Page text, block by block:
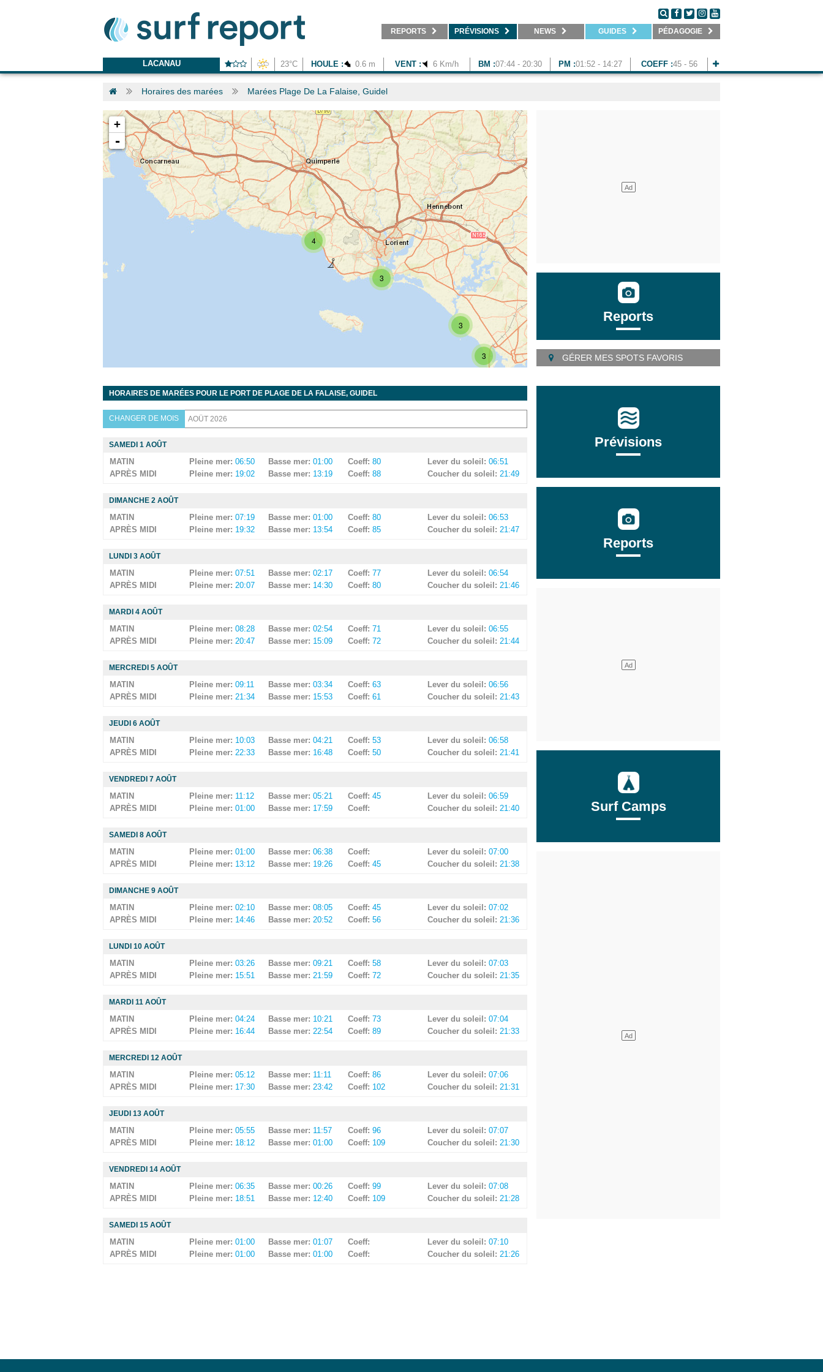
REPORTS PRÉVISIONS NEWS GUIDES PÉDAGOGIE
LACANAU 23°C HOULE : 0.6 m VENT : 6 Km/h BM :07:44 - 20:30 PM :01:52 - 14:27 COEFF :45 - 56
Horaires des marées Marées Plage De La Falaise, Guidel
4
3
3
3
4
+
-
Reports
GÉRER MES SPOTS FAVORIS
HORAIRES DE MARÉES POUR LE PORT DE PLAGE DE LA FALAISE, GUIDEL
CHANGER DE MOIS
SAMEDI 1 AOÛT
MATIN Pleine mer: 06:50 Basse mer: 01:00 Coeff: 80 Lever du soleil: 06:51
APRÈS MIDI
Pleine mer: 19:02 Basse mer: 13:19 Coeff: 88 Coucher du soleil: 21:49
DIMANCHE 2 AOÛT
MATIN Pleine mer: 07:19 Basse mer: 01:00 Coeff: 80 Lever du soleil: 06:53
APRÈS MIDI
Pleine mer: 19:32 Basse mer: 13:54 Coeff: 85 Coucher du soleil: 21:47
LUNDI 3 AOÛT
MATIN Pleine mer: 07:51 Basse mer: 02:17 Coeff: 77 Lever du soleil: 06:54
APRÈS MIDI
Pleine mer: 20:07 Basse mer: 14:30 Coeff: 80 Coucher du soleil: 21:46
MARDI 4 AOÛT
MATIN Pleine mer: 08:28 Basse mer: 02:54 Coeff: 71 Lever du soleil: 06:55
APRÈS MIDI
Pleine mer: 20:47 Basse mer: 15:09 Coeff: 72 Coucher du soleil: 21:44
MERCREDI 5 AOÛT
MATIN Pleine mer: 09:11 Basse mer: 03:34 Coeff: 63 Lever du soleil: 06:56
APRÈS MIDI
Pleine mer: 21:34 Basse mer: 15:53 Coeff: 61 Coucher du soleil: 21:43
JEUDI 6 AOÛT
MATIN Pleine mer: 10:03 Basse mer: 04:21 Coeff: 53 Lever du soleil: 06:58
APRÈS MIDI
Pleine mer: 22:33 Basse mer: 16:48 Coeff: 50 Coucher du soleil: 21:41
VENDREDI 7 AOÛT
MATIN Pleine mer: 11:12 Basse mer: 05:21 Coeff: 45 Lever du soleil: 06:59
APRÈS MIDI
Pleine mer: 01:00 Basse mer: 17:59 Coeff: Coucher du soleil: 21:40
SAMEDI 8 AOÛT
MATIN Pleine mer: 01:00 Basse mer: 06:38 Coeff: Lever du soleil: 07:00
APRÈS MIDI
Pleine mer: 13:12 Basse mer: 19:26 Coeff: 45 Coucher du soleil: 21:38
DIMANCHE 9 AOÛT
MATIN Pleine mer: 02:10 Basse mer: 08:05 Coeff: 45 Lever du soleil: 07:02
APRÈS MIDI
Pleine mer: 14:46 Basse mer: 20:52 Coeff: 56 Coucher du soleil: 21:36
LUNDI 10 AOÛT
MATIN Pleine mer: 03:26 Basse mer: 09:21 Coeff: 58 Lever du soleil: 07:03
APRÈS MIDI
Pleine mer: 15:51 Basse mer: 21:59 Coeff: 72 Coucher du soleil: 21:35
MARDI 11 AOÛT
MATIN Pleine mer: 04:24 Basse mer: 10:21 Coeff: 73 Lever du soleil: 07:04
APRÈS MIDI
Pleine mer: 16:44 Basse mer: 22:54 Coeff: 89 Coucher du soleil: 21:33
MERCREDI 12 AOÛT
MATIN Pleine mer: 05:12 Basse mer: 11:11 Coeff: 86 Lever du soleil: 07:06
APRÈS MIDI
Pleine mer: 17:30 Basse mer: 23:42 Coeff: 102 Coucher du soleil: 21:31
JEUDI 13 AOÛT
MATIN Pleine mer: 05:55 Basse mer: 11:57 Coeff: 96 Lever du soleil: 07:07
APRÈS MIDI
Pleine mer: 18:12 Basse mer: 01:00 Coeff: 109 Coucher du soleil: 21:30
VENDREDI 14 AOÛT
MATIN Pleine mer: 06:35 Basse mer: 00:26 Coeff: 99 Lever du soleil: 07:08
APRÈS MIDI
Pleine mer: 18:51 Basse mer: 12:40 Coeff: 109 Coucher du soleil: 21:28
SAMEDI 15 AOÛT
MATIN Pleine mer: 01:00 Basse mer: 01:07 Coeff: Lever du soleil: 07:10
APRÈS MIDI
Pleine mer: 01:00 Basse mer: 01:00 Coeff: Coucher du soleil: 21:26
Prévisions
Reports
Surf Camps